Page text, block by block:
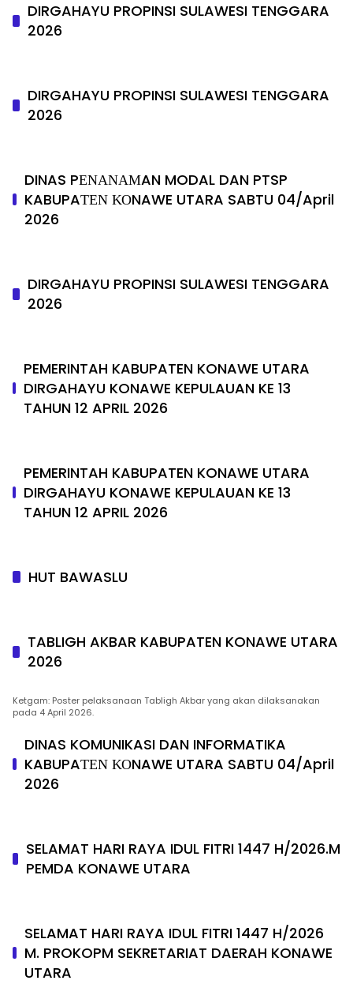
DIRGAHAYU PROPINSI SULAWESI TENGGARA
2026
DIRGAHAYU PROPINSI SULAWESI TENGGARA
2026
DINAS PΕΝΑΝΑΜAN MODAL DAN PTSP
KABUPAΤΕΝ ΚΟNAWE UTARA SABTU 04/April
2026
DIRGAHAYU PROPINSI SULAWESI TENGGARA
2026
PEMERINTAH KABUPATEN KONAWE UTARA
DIRGAHAYU KONAWE KEPULAUAN KE 13
TAHUN 12 APRIL 2026
PEMERINTAH KABUPATEN KONAWE UTARA
DIRGAHAYU KONAWE KEPULAUAN KE 13
TAHUN 12 APRIL 2026
HUT BAWASLU
TABLIGH AKBAR KABUPATEN KONAWE UTARA
2026
Ketgam: Poster pelaksanaan Tabligh Akbar yang akan dilaksanakan
pada 4 April 2026.
DINAS KOMUNIKASI DAN INFORMATIKA
KABUPAΤΕΝ ΚΟNAWE UTARA SABTU 04/April
2026
SELAMAT HARI RAYA IDUL FITRI 1447 H/2026.M
PEMDA KONAWE UTARA
SELAMAT HARI RAYA IDUL FITRI 1447 H/2026
M. PROKOPM SEKRETARIAT DAERAH KONAWE
UTARA